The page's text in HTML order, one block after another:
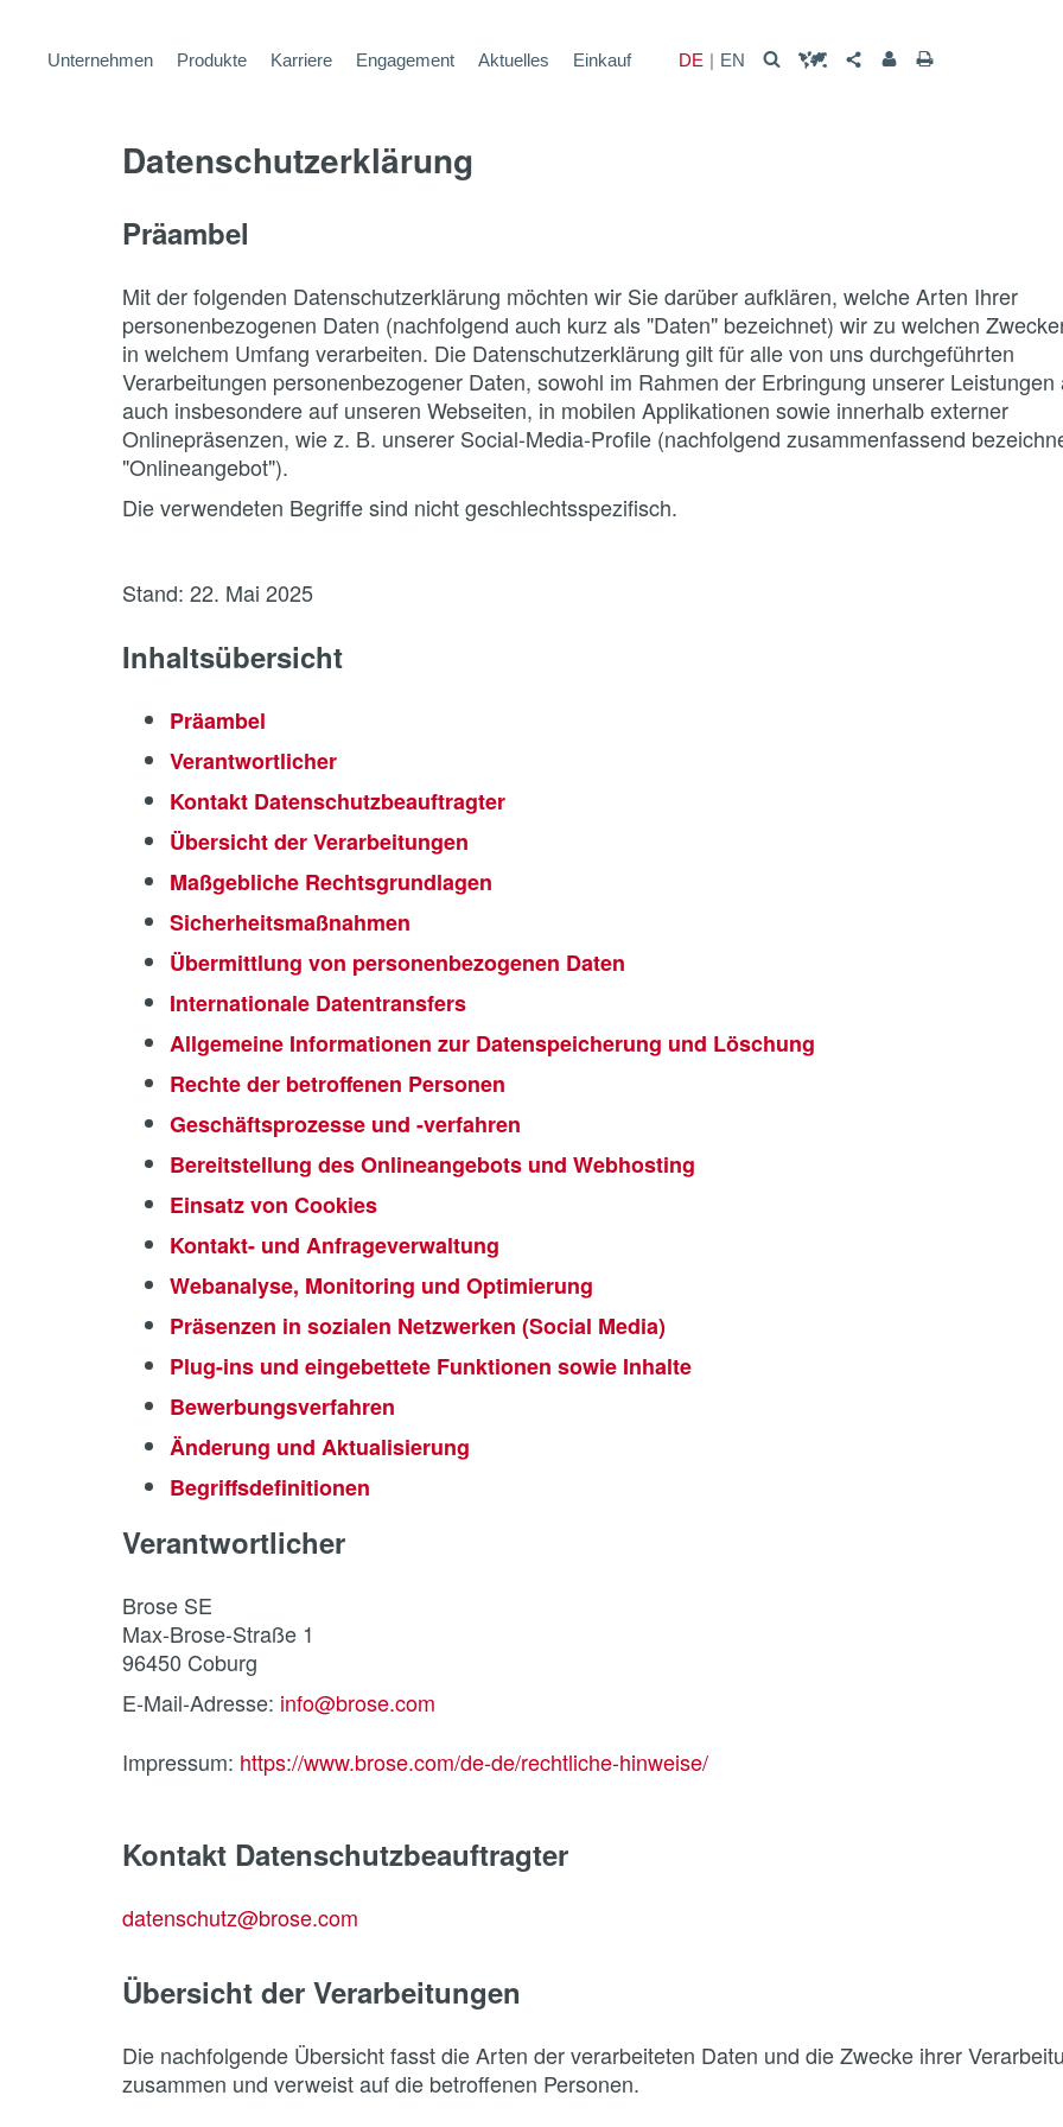
Unternehmen Produkte Karriere Engagement Aktuelles Einkauf DE EN
Datenschutzerklärung
Präambel
Mit der folgenden Datenschutzerklärung möchten wir Sie darüber aufklären, welche Arten Ihrer
personenbezogenen Daten (nachfolgend auch kurz als "Daten" bezeichnet) wir zu welchen
in welchem Umfang verarbeiten. Die Datenschutzerklärung gilt für alle von uns durchgeführten
Verarbeitungen personenbezogener Daten, sowohl im Rahmen der Erbringung unserer Leistungen
auch insbesondere auf unseren Webseiten, in mobilen Applikationen sowie innerhalb externer
Onlinepräsenzen, wie z. B. unserer Social-Media-Profile (nachfolgend zusammenfassend
"Onlineangebot").
Die verwendeten Begriffe sind nicht geschlechtsspezifisch.
Stand: 22. Mai 2025
Inhaltsübersicht
Präambel
Verantwortlicher
Kontakt Datenschutzbeauftragter
Übersicht der Verarbeitungen
Maßgebliche Rechtsgrundlagen
Sicherheitsmaßnahmen
Übermittlung von personenbezogenen Daten
Internationale Datentransfers
Allgemeine Informationen zur Datenspeicherung und Löschung
Rechte der betroffenen Personen
Geschäftsprozesse und -verfahren
Bereitstellung des Onlineangebots und Webhosting
Einsatz von Cookies
Kontakt- und Anfrageverwaltung
Webanalyse, Monitoring und Optimierung
Präsenzen in sozialen Netzwerken (Social Media)
Plug-ins und eingebettete Funktionen sowie Inhalte
Bewerbungsverfahren
Änderung und Aktualisierung
Begriffsdefinitionen
Verantwortlicher
Brose SE
Max-Brose-Straße 1
96450 Coburg
E-Mail-Adresse: info@brose.com
Impressum: https://www.brose.com/de-de/rechtliche-hinweise/
Kontakt Datenschutzbeauftragter
datenschutz@brose.com
Übersicht der Verarbeitungen
Die nachfolgende Übersicht fasst die Arten der verarbeiteten Daten und die Zwecke ihrer
zusammen und verweist auf die betroffenen Personen.